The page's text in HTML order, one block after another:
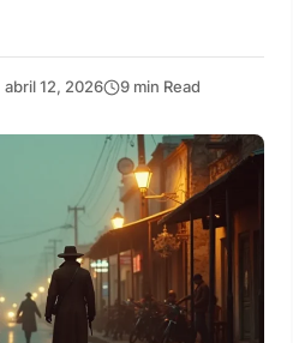
abril 12, 2026 9 min Read